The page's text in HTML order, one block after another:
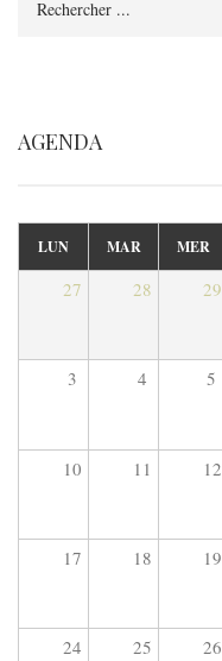
AGENDA
LUN MAR MER
27 28 29
3 4 5
10 11 12
17 18 19
24 25 26